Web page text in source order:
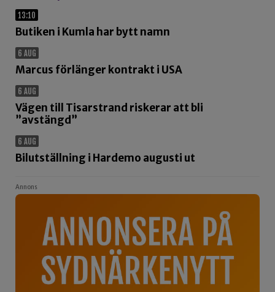
13:10
Butiken i Kumla har bytt namn
6 AUG
Marcus förlänger kontrakt i USA
6 AUG
Vägen till Tisarstrand riskerar att bli
”avstängd”
6 AUG
Bilutställning i Hardemo augusti ut
Annons